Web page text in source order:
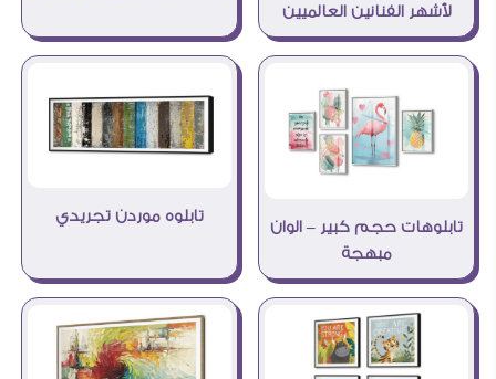
لأشهر الفنانين العالميين
تابلوهات حجم كبير – الوان
مبهجة
تابلوه موردن تجريدي